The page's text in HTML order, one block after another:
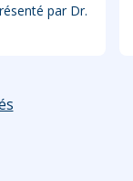
par Dr.